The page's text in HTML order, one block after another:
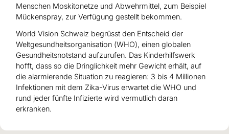
Menschen Moskitonetze und Abwehrmittel, zum Beispiel
Mückenspray, zur Verfügung gestellt bekommen.
World Vision Schweiz begrüsst den Entscheid der
Weltgesundheitsorganisation (WHO), einen globalen
Gesundheitsnotstand aufzurufen. Das Kinderhilfswerk
hofft, dass so die Dringlichkeit mehr Gewicht erhält, auf
die alarmierende Situation zu reagieren: 3 bis 4 Millionen
Infektionen mit dem Zika-Virus erwartet die WHO und
rund jeder fünfte Infizierte wird vermutlich daran
erkranken.